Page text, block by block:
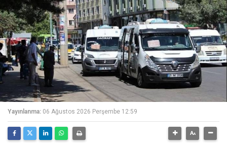
Yayınlanma: 06 Ağustos 2026 Perşembe 12:59